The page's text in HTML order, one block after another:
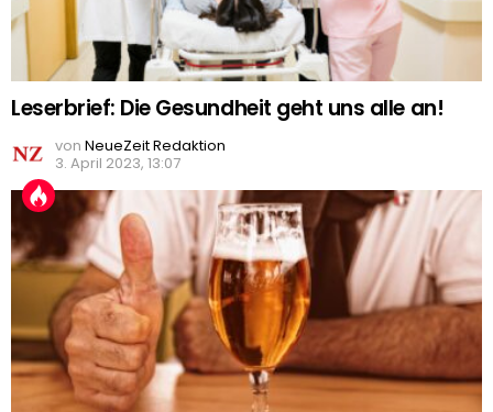
Leserbrief: Die Gesundheit geht uns alle an!
von NeueZeit Redaktion
3. April 2023, 13:07